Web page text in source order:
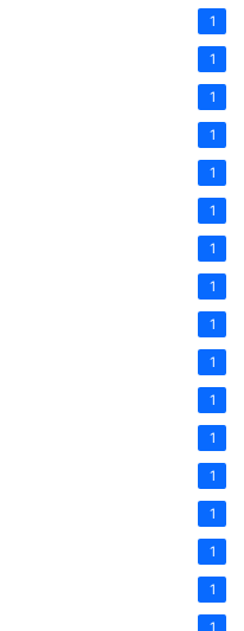
1
1
1
1
1
1
1
1
1
1
1
1
1
1
1
1
1